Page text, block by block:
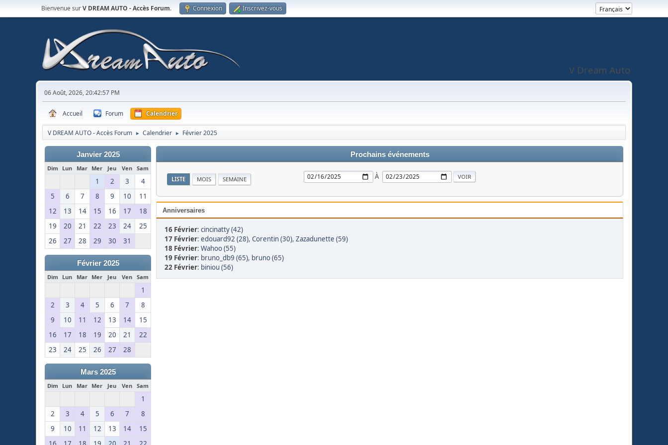
Bienvenue surV DREAM AUTO - Accès Forum. Connexion Inscrivez-vous
V Dream Auto
06 Août, 2026, 20:42:57 PM
Accueil Forum Calendrier
V DREAM AUTO - Accès Forum ► Calendrier ► Février 2025
Janvier 2025
Dim Lun Mar Mer Jeu Ven Sam
1 2 3
4
5
6 7 8 9 10
11
12
13 14 15 16 17
18
19
20 21 22 23 24
25
26
27 28 29 30 31
Février 2025
Dim Lun Mar Mer Jeu Ven Sam
1
2
3 4 5 6 7
8
9
10 11 12 13 14
15
16
17 18 19 20 21
22
23
24 25 26 27 28
Mars 2025
Dim Lun Mar Mer Jeu Ven Sam
1
2
3 4 5 6 7
8
9
10 11 12 13 14
15
Prochains événements
LISTE MOIS SEMAINE À
Anniversaires
16 Février: cincinatty (42)
17 Février: edouard92 (28), Corentin (30), Zazadunette (59)
18 Février: Wahoo (55)
19 Février: bruno_db9 (65), bruno (65)
22 Février: biniou (56)